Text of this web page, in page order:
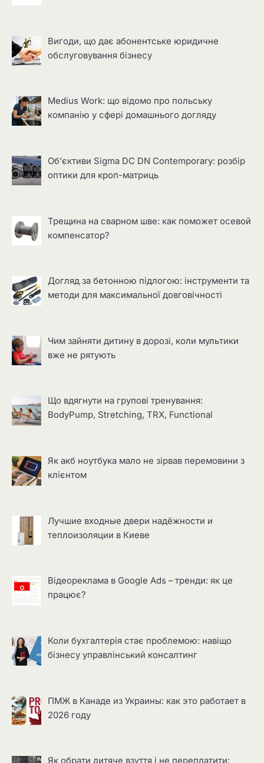
Вигоди, що дає абонентське юридичне
обслуговування бізнесу
Medius Work: що відомо про польську
компанію у сфері домашнього догляду
Об’єктиви Sigma DC DN Contemporary: розбір
оптики для кроп-матриць
Трещина на сварном шве: как поможет осевой
компенсатор?
Догляд за бетонною підлогою: інструменти та
методи для максимальної довговічності
Чим зайняти дитину в дорозі, коли мультики
вже не рятують
Що вдягнути на групові тренування:
BodyPump, Stretching, TRX, Functional
Як акб ноутбука мало не зірвав перемовини з
клієнтом
Лучшие входные двери надёжности и
теплоизоляции в Киеве
Відеореклама в Google Ads – тренди: як це
працює?
Коли бухгалтерія стає проблемою: навіщо
бізнесу управлінський консалтинг
ПМЖ в Канаде из Украины: как это работает в
2026 году